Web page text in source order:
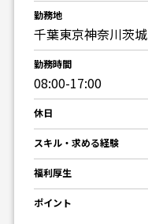
勤務地
千葉東京神奈川茨城
勤務時間
08:00-17:00
休日
スキル・求める経験
福利厚生
ポイント